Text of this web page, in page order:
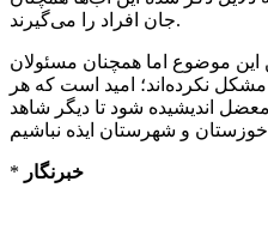
جان افراد را می‌گیرند.
این موضوع اما همچنان مسئولان
نکرده‌اند؛ امید است که هر
اندیشیده شود تا دیگر شاهد
* خبرنگار